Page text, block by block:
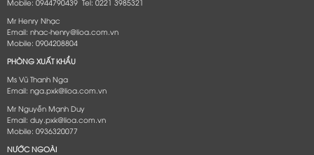
Mobile: 0944790439 Tel: 0221 3985321
Mr Henry Nhạc
Email: nhac-henry@lioa.com.vn
Mobile: 0904208804
PHÒNG XUẤT KHẨU
Ms Vũ Thanh Nga
Email: nga.pxk@lioa.com.vn
Mr Nguyễn Mạnh Duy
Email: duy.pxk@lioa.com.vn
Mobile: 0936320077
NƯỚC NGOÀI